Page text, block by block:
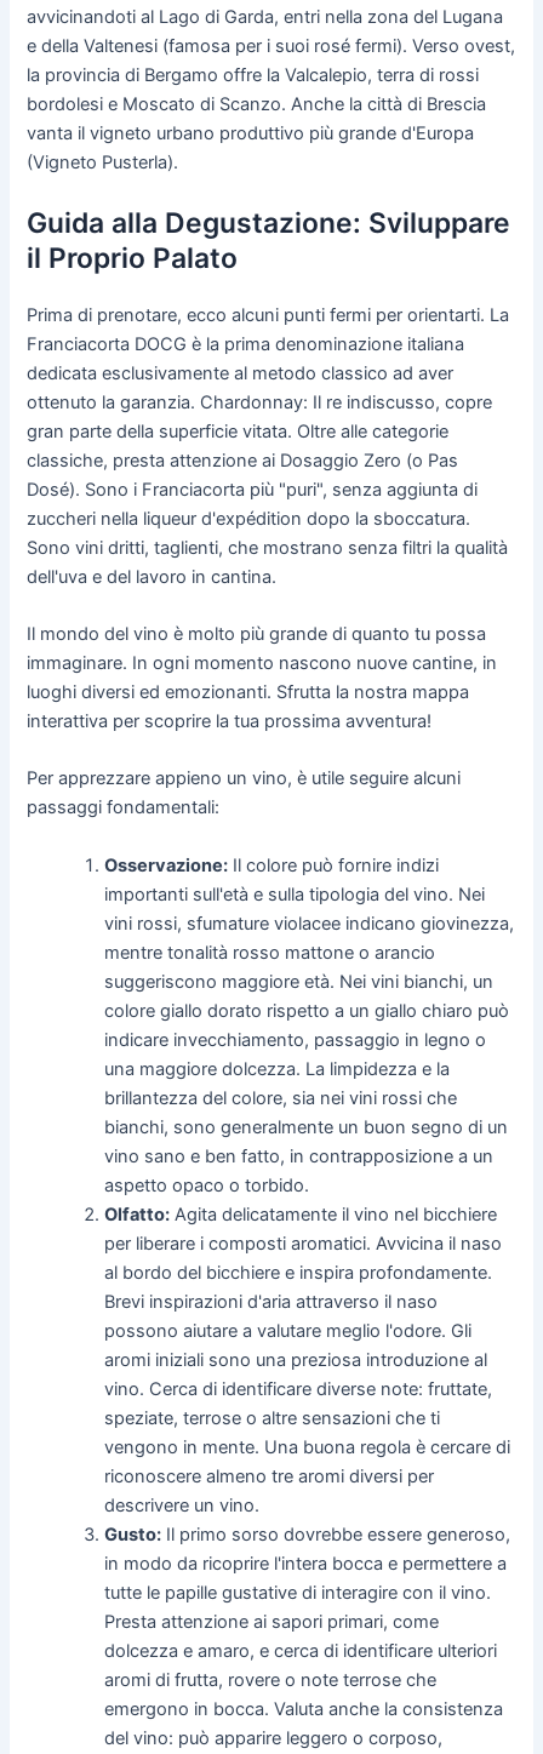
avvicinandoti al Lago di Garda, entri nella zona del Lugana
e della Valtenesi (famosa per i suoi rosé fermi). Verso ovest,
la provincia di Bergamo offre la Valcalepio, terra di rossi
bordolesi e Moscato di Scanzo. Anche la città di Brescia
vanta il vigneto urbano produttivo più grande d'Europa
(Vigneto Pusterla).
Guida alla Degustazione: Sviluppare
il Proprio Palato
Prima di prenotare, ecco alcuni punti fermi per orientarti. La
Franciacorta DOCG è la prima denominazione italiana
dedicata esclusivamente al metodo classico ad aver
ottenuto la garanzia. Chardonnay: Il re indiscusso, copre
gran parte della superficie vitata. Oltre alle categorie
classiche, presta attenzione ai Dosaggio Zero (o Pas
Dosé). Sono i Franciacorta più "puri", senza aggiunta di
zuccheri nella liqueur d'expédition dopo la sboccatura.
Sono vini dritti, taglienti, che mostrano senza filtri la qualità
dell'uva e del lavoro in cantina.
Il mondo del vino è molto più grande di quanto tu possa
immaginare. In ogni momento nascono nuove cantine, in
luoghi diversi ed emozionanti. Sfrutta la nostra mappa
interattiva per scoprire la tua prossima avventura!
Per apprezzare appieno un vino, è utile seguire alcuni
passaggi fondamentali:
Osservazione: Il colore può fornire indizi
importanti sull'età e sulla tipologia del vino. Nei
vini rossi, sfumature violacee indicano giovinezza,
mentre tonalità rosso mattone o arancio
suggeriscono maggiore età. Nei vini bianchi, un
colore giallo dorato rispetto a un giallo chiaro può
indicare invecchiamento, passaggio in legno o
una maggiore dolcezza. La limpidezza e la
brillantezza del colore, sia nei vini rossi che
bianchi, sono generalmente un buon segno di un
vino sano e ben fatto, in contrapposizione a un
aspetto opaco o torbido.
Olfatto: Agita delicatamente il vino nel bicchiere
per liberare i composti aromatici. Avvicina il naso
al bordo del bicchiere e inspira profondamente.
Brevi inspirazioni d'aria attraverso il naso
possono aiutare a valutare meglio l'odore. Gli
aromi iniziali sono una preziosa introduzione al
vino. Cerca di identificare diverse note: fruttate,
speziate, terrose o altre sensazioni che ti
vengono in mente. Una buona regola è cercare di
riconoscere almeno tre aromi diversi per
descrivere un vino.
Gusto: Il primo sorso dovrebbe essere generoso,
in modo da ricoprire l'intera bocca e permettere a
tutte le papille gustative di interagire con il vino.
Presta attenzione ai sapori primari, come
dolcezza e amaro, e cerca di identificare ulteriori
aromi di frutta, rovere o note terrose che
emergono in bocca. Valuta anche la consistenza
del vino: può apparire leggero o corposo,